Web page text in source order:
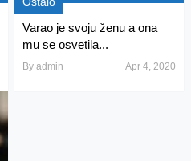
Varao je svoju ženu a ona
mu se osvetila...
Byadmin Apr 4, 2020